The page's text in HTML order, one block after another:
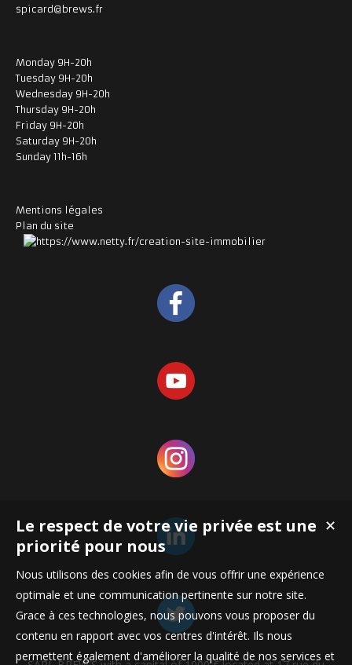
spicard@brews.fr
Monday 9H-20h
Tuesday 9H-20h
Wednesday 9H-20h
Thursday 9H-20h
Friday 9H-20h
Saturday 9H-20h
Sunday 11h-16h
Mentions légales
Plan du site
✕
Le respect de votre vie privée est une
priorité pour nous
Nous utilisons des cookies afin de vous offrir une expérience
optimale et une communication pertinente sur notre site.
Grace à ces technologies, nous pouvons vous proposer du
contenu en rapport avec vos centres d'intérêt. Ils nous
permettent également d'améliorer la qualité de nos services et